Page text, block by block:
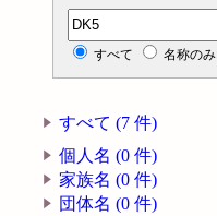
分類記号検索
すべて 名称のみ
すべて (7 件)
個人名 (0 件)
家族名 (0 件)
団体名 (0 件)